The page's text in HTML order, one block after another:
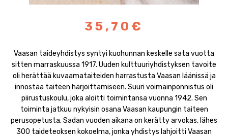
35,70€
Vaasan taideyhdistys syntyi kuohunnan keskelle sata vuotta
sitten marraskuussa 1917. Uuden kulttuuriyhdistyksen tavoite
oli herättää kuvaamataiteiden harrastusta Vaasan läänissä ja
innostaa taiteen harjoittamiseen. Suuri voimainponnistus oli
piirustuskoulu, joka aloitti toimintansa vuonna 1942. Sen
toiminta jatkuu nykyisin osana Vaasan kaupungin taiteen
perusopetusta. Sadan vuoden aikana on kerätty arvokas, lähes
300 taideteoksen kokoelma, jonka yhdistys lahjoitti Vaasan